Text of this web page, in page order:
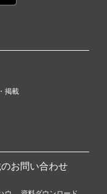
掲載
お問い合わせ